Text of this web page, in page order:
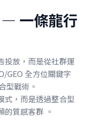
一條龍行
投放，而是從社群運
GEO 全方位關鍵字
型戰術。
式，而是透過整合型
質感客群 。